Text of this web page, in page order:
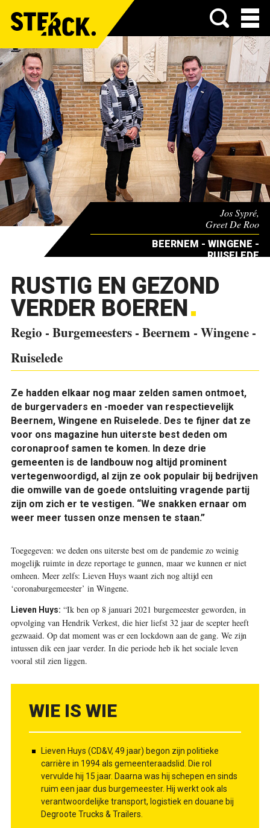
Menu
Jos Sypré,
Greet De Roo
& Lieven Huys
BEERNEM - WINGENE -
RUISELEDE
RUSTIG EN GEZOND
VERDER BOEREN
Regio - Burgemeesters - Beernem - Wingene -
Ruiselede
Ze hadden elkaar nog maar zelden samen ontmoet,
de burgervaders en -moeder van respectievelijk
Beernem, Wingene en Ruiselede. Des te fijner dat ze
voor ons magazine hun uiterste best deden om
coronaproof samen te komen. In deze drie
gemeenten is de landbouw nog altijd prominent
vertegenwoordigd, al zijn ze ook populair bij bedrijven
die omwille van de goede ontsluiting vragende partij
zijn om zich er te vestigen. “We snakken ernaar om
weer meer tussen onze mensen te staan.”
Toegegeven: we deden ons uiterste best om de pandemie zo weinig
mogelijk ruimte in deze reportage te gunnen, maar we kunnen er niet
omheen. Meer zelfs: Lieven Huys waant zich nog altijd een
‘coronaburgemeester’ in Wingene.
Lieven Huys: “Ik ben op 8 januari 2021 burgemeester geworden, in
opvolging van Hendrik Verkest, die hier liefst 32 jaar de scepter heeft
gezwaaid. Op dat moment was er een lockdown aan de gang. We zijn
intussen dik een jaar verder. In die periode heb ik het sociale leven
vooral stil zien liggen.
WIE IS WIE
Lieven Huys (CD&V, 49 jaar) begon zijn politieke
carrière in 1994 als gemeenteraadslid. Die rol
vervulde hij 15 jaar. Daarna was hij schepen en sinds
ruim een jaar dus burgemeester. Hij werkt ook als
verantwoordelijke transport, logistiek en douane bij
Degroote Trucks & Trailers.